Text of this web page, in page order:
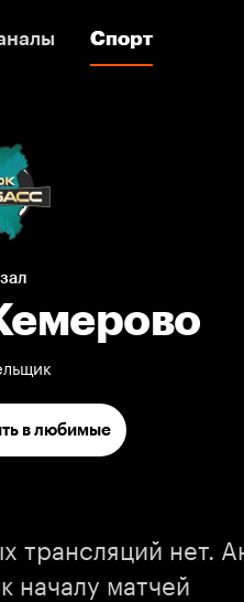
Спорт
Спорт
в любимые
трансляций нет.
началу матчей